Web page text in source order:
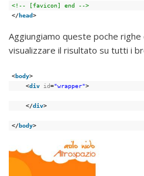
<!-- [favicon] end -->
</ head>
Aggiungiamo queste poche righe
visualizzare il risultato su tutti i
<body>
<div id="wrapper">
</div>
</body>